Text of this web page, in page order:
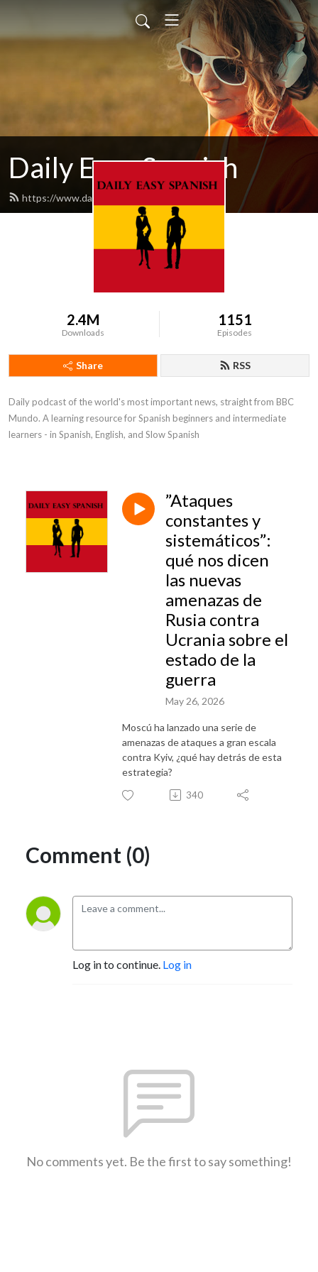
Daily Easy Spanish
https://www.dailyeasyspanish.com/feed.xml
2.4M
Downloads
1151
Episodes
Share RSS
Daily podcast of the world's most important news, straight from BBC
Mundo. A learning resource for Spanish beginners and intermediate
learners - in Spanish, English, and Slow Spanish
”Ataques
constantes y
sistemáticos”:
qué nos dicen
las nuevas
amenazas de
Rusia contra
Ucrania sobre el
estado de la
guerra
May 26, 2026
Moscú ha lanzado una serie de
amenazas de ataques a gran escala
contra Kyiv, ¿qué hay detrás de esta
estrategia?
340
Comment (0)
Log in to continue. Log in
No comments yet. Be the first to say something!